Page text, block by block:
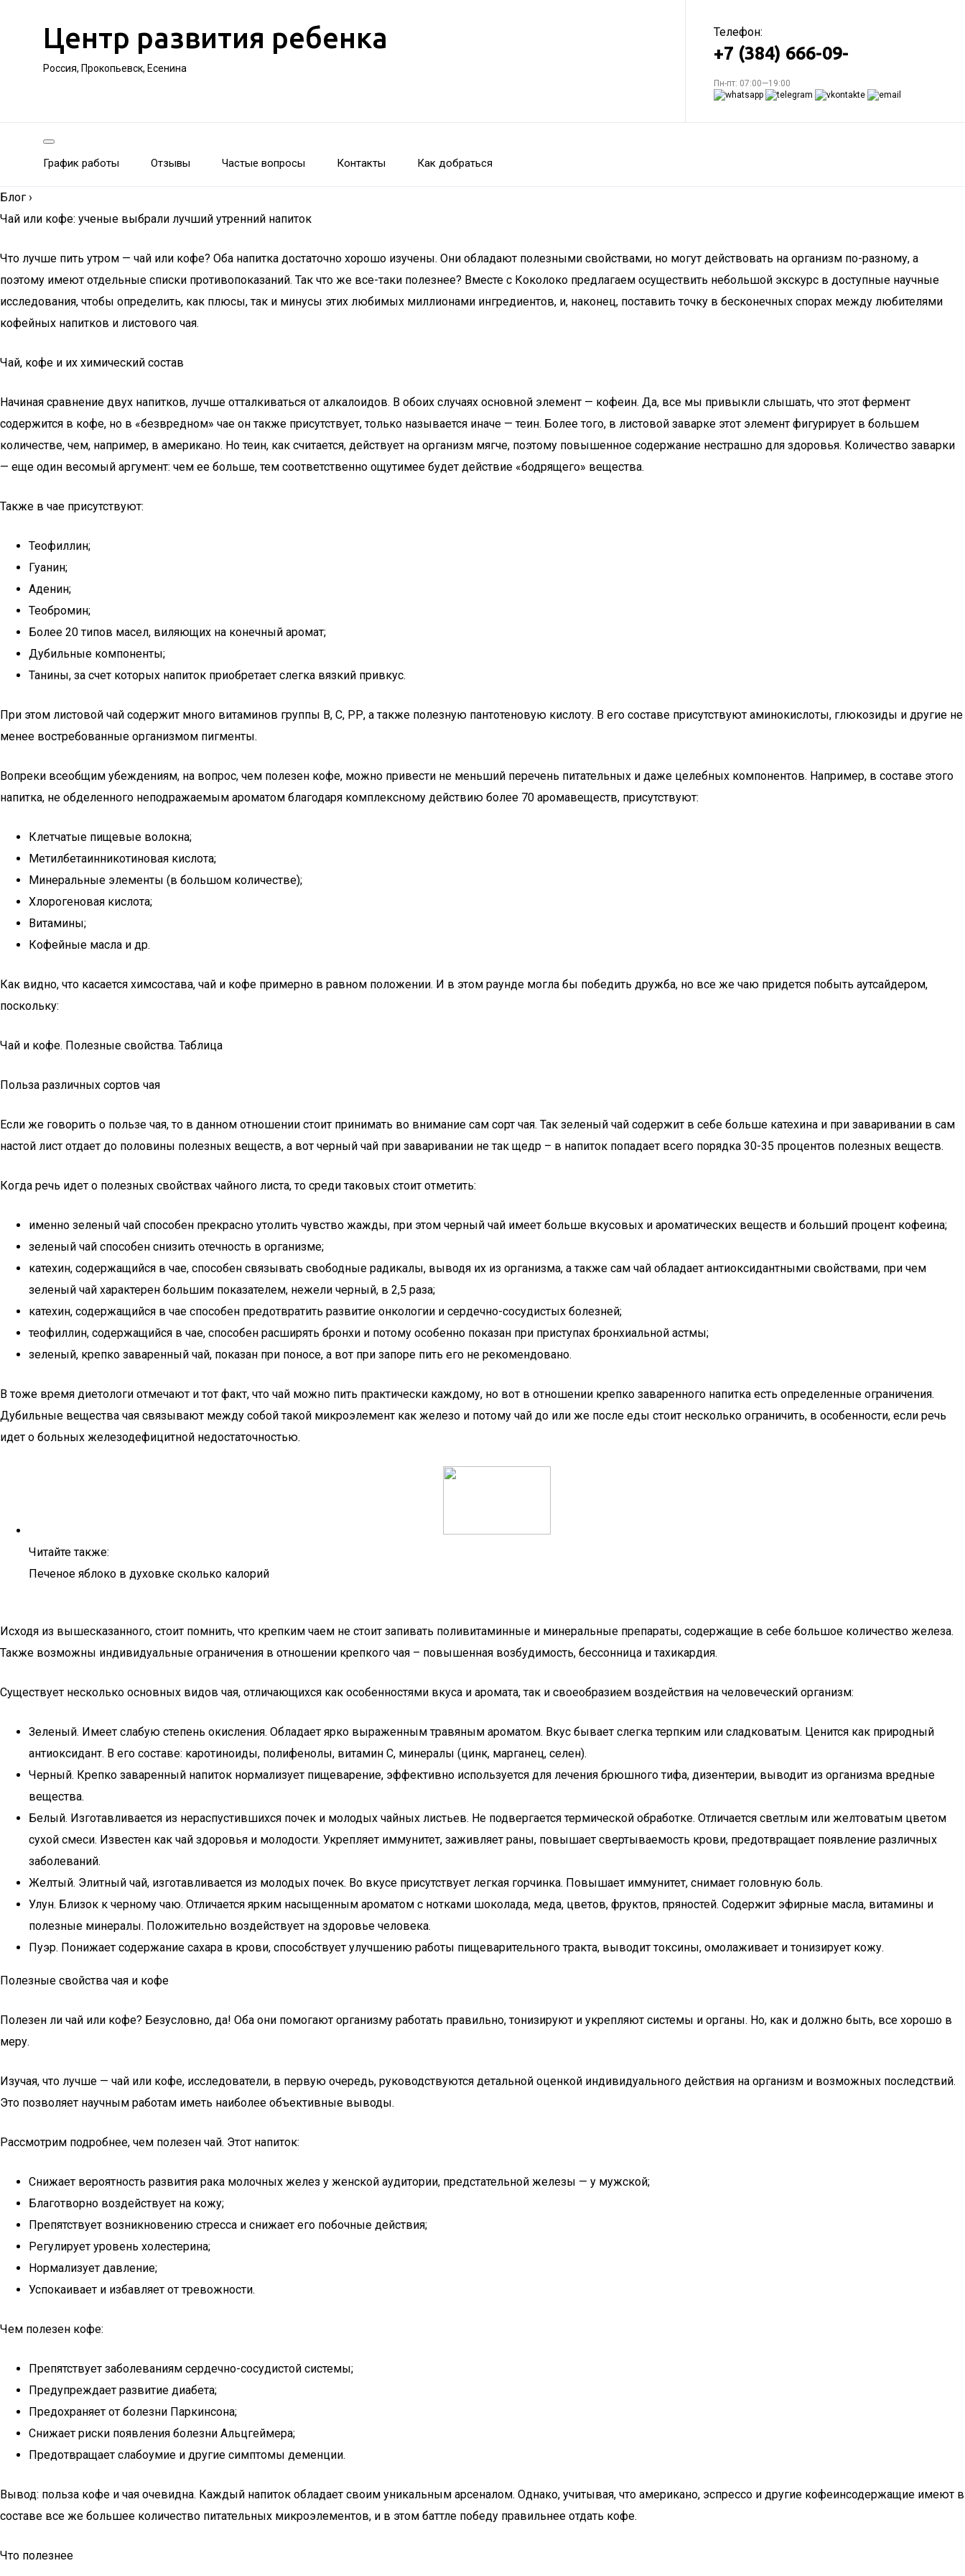
Центр развития ребенка
Россия, Прокопьевск, Есенина
Телефон:
+7 (384) 666-09-
Пн-пт: 07:00—19:00
График работы Отзывы Частые вопросы Контакты Как добраться
Блог ›
Чай или кофе: ученые выбрали лучший утренний напиток
Что лучше пить утром — чай или кофе? Оба напитка достаточно хорошо изучены. Они обладают полезными свойствами, но могут действовать на организм по-разному, а
поэтому имеют отдельные списки противопоказаний. Так что же все-таки полезнее? Вместе с Коколоко предлагаем осуществить небольшой экскурс в доступные научные
исследования, чтобы определить, как плюсы, так и минусы этих любимых миллионами ингредиентов, и, наконец, поставить точку в бесконечных спорах между любителями
кофейных напитков и листового чая.
Чай, кофе и их химический состав
Начиная сравнение двух напитков, лучше отталкиваться от алкалоидов. В обоих случаях основной элемент — кофеин. Да, все мы привыкли слышать, что этот фермент
содержится в кофе, но в «безвредном» чае он также присутствует, только называется иначе — теин. Более того, в листовой заварке этот элемент фигурирует в большем
количестве, чем, например, в американо. Но теин, как считается, действует на организм мягче, поэтому повышенное содержание нестрашно для здоровья. Количество заварки
— еще один весомый аргумент: чем ее больше, тем соответственно ощутимее будет действие «бодрящего» вещества.
Также в чае присутствуют:
Теофиллин;
Гуанин;
Аденин;
Теобромин;
Более 20 типов масел, виляющих на конечный аромат;
Дубильные компоненты;
Танины, за счет которых напиток приобретает слегка вязкий привкус.
При этом листовой чай содержит много витаминов группы В, С, РР, а также полезную пантотеновую кислоту. В его составе присутствуют аминокислоты, глюкозиды и другие не
менее востребованные организмом пигменты.
Вопреки всеобщим убеждениям, на вопрос, чем полезен кофе, можно привести не меньший перечень питательных и даже целебных компонентов. Например, в составе этого
напитка, не обделенного неподражаемым ароматом благодаря комплексному действию более 70 аромавеществ, присутствуют:
Клетчатые пищевые волокна;
Метилбетаинникотиновая кислота;
Минеральные элементы (в большом количестве);
Хлорогеновая кислота;
Витамины;
Кофейные масла и др.
Как видно, что касается химсостава, чай и кофе примерно в равном положении. И в этом раунде могла бы победить дружба, но все же чаю придется побыть аутсайдером,
поскольку:
Чай и кофе. Полезные свойства. Таблица
Польза различных сортов чая
Если же говорить о пользе чая, то в данном отношении стоит принимать во внимание сам сорт чая. Так зеленый чай содержит в себе больше катехина и при заваривании в сам
настой лист отдает до половины полезных веществ, а вот черный чай при заваривании не так щедр – в напиток попадает всего порядка 30-35 процентов полезных веществ.
Когда речь идет о полезных свойствах чайного листа, то среди таковых стоит отметить:
именно зеленый чай способен прекрасно утолить чувство жажды, при этом черный чай имеет больше вкусовых и ароматических веществ и больший процент кофеина;
зеленый чай способен снизить отечность в организме;
катехин, содержащийся в чае, способен связывать свободные радикалы, выводя их из организма, а также сам чай обладает антиоксидантными свойствами, при чем
зеленый чай характерен большим показателем, нежели черный, в 2,5 раза;
катехин, содержащийся в чае способен предотвратить развитие онкологии и сердечно-сосудистых болезней;
теофиллин, содержащийся в чае, способен расширять бронхи и потому особенно показан при приступах бронхиальной астмы;
зеленый, крепко заваренный чай, показан при поносе, а вот при запоре пить его не рекомендовано.
В тоже время диетологи отмечают и тот факт, что чай можно пить практически каждому, но вот в отношении крепко заваренного напитка есть определенные ограничения.
Дубильные вещества чая связывают между собой такой микроэлемент как железо и потому чай до или же после еды стоит несколько ограничить, в особенности, если речь
идет о больных железодефицитной недостаточностью.
Читайте также:
Печеное яблоко в духовке сколько калорий
Исходя из вышесказанного, стоит помнить, что крепким чаем не стоит запивать поливитаминные и минеральные препараты, содержащие в себе большое количество железа.
Также возможны индивидуальные ограничения в отношении крепкого чая – повышенная возбудимость, бессонница и тахикардия.
Существует несколько основных видов чая, отличающихся как особенностями вкуса и аромата, так и своеобразием воздействия на человеческий организм:
Зеленый. Имеет слабую степень окисления. Обладает ярко выраженным травяным ароматом. Вкус бывает слегка терпким или сладковатым. Ценится как природный
антиоксидант. В его составе: каротиноиды, полифенолы, витамин С, минералы (цинк, марганец, селен).
Черный. Крепко заваренный напиток нормализует пищеварение, эффективно используется для лечения брюшного тифа, дизентерии, выводит из организма вредные
вещества.
Белый. Изготавливается из нераспустившихся почек и молодых чайных листьев. Не подвергается термической обработке. Отличается светлым или желтоватым цветом
сухой смеси. Известен как чай здоровья и молодости. Укрепляет иммунитет, заживляет раны, повышает свертываемость крови, предотвращает появление различных
заболеваний.
Желтый. Элитный чай, изготавливается из молодых почек. Во вкусе присутствует легкая горчинка. Повышает иммунитет, снимает головную боль.
Улун. Близок к черному чаю. Отличается ярким насыщенным ароматом с нотками шоколада, меда, цветов, фруктов, пряностей. Содержит эфирные масла, витамины и
полезные минералы. Положительно воздействует на здоровье человека.
Пуэр. Понижает содержание сахара в крови, способствует улучшению работы пищеварительного тракта, выводит токсины, омолаживает и тонизирует кожу.
Полезные свойства чая и кофе
Полезен ли чай или кофе? Безусловно, да! Оба они помогают организму работать правильно, тонизируют и укрепляют системы и органы. Но, как и должно быть, все хорошо в
меру.
Изучая, что лучше — чай или кофе, исследователи, в первую очередь, руководствуются детальной оценкой индивидуального действия на организм и возможных последствий.
Это позволяет научным работам иметь наиболее объективные выводы.
Рассмотрим подробнее, чем полезен чай. Этот напиток:
Снижает вероятность развития рака молочных желез у женской аудитории, предстательной железы — у мужской;
Благотворно воздействует на кожу;
Препятствует возникновению стресса и снижает его побочные действия;
Регулирует уровень холестерина;
Нормализует давление;
Успокаивает и избавляет от тревожности.
Чем полезен кофе:
Препятствует заболеваниям сердечно-сосудистой системы;
Предупреждает развитие диабета;
Предохраняет от болезни Паркинсона;
Снижает риски появления болезни Альцгеймера;
Предотвращает слабоумие и другие симптомы деменции.
Вывод: польза кофе и чая очевидна. Каждый напиток обладает своим уникальным арсеналом. Однако, учитывая, что американо, эспрессо и другие кофеинсодержащие имеют в
составе все же большее количество питательных микроэлементов, и в этом баттле победу правильнее отдать кофе.
Что полезнее